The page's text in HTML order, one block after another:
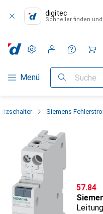
digitec
Schneller finden
Navigation nach Kategorien
Menü Suche
Einstellungen
Kundenkonto
Vergleichslisten
Merklisten
Warenkorb
Siemens
CHF
57.84